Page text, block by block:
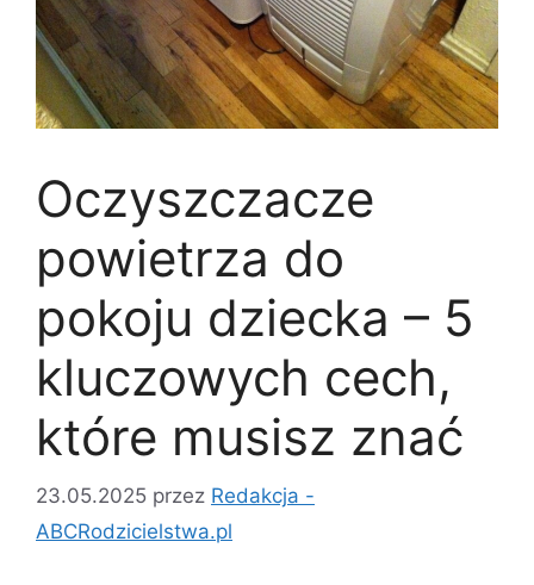
Oczyszczacze
powietrza do
pokoju dziecka – 5
kluczowych cech,
które musisz znać
23.05.2025 przez Redakcja -
ABCRodzicielstwa.pl